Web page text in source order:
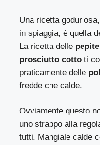
Una ricetta
in spiaggia, è quella
La ricetta delle
prosciutto cotto ti
praticamente delle
fredde che calde.
Ovviamente questo
uno strappo alla
tutti. Mangiale calde